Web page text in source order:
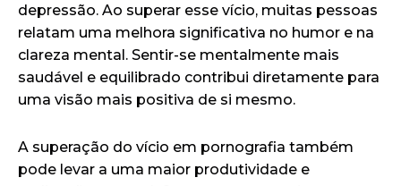
depressão. Ao superar esse vício, muitas pessoas
relatam uma melhora significativa no humor e na
clareza mental. Sentir-se mentalmente mais
saudável e equilibrado contribui diretamente para
uma visão mais positiva de si mesmo.
A superação do vício em pornografia também
pode levar a uma maior produtividade e